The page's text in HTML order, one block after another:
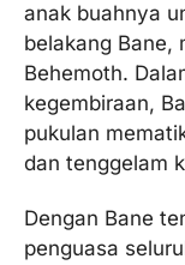
anak buahnya
belakang Bane,
Behemoth.
kegembiraan,
pukulan
dan tenggelam
Dengan Bane
penguasa